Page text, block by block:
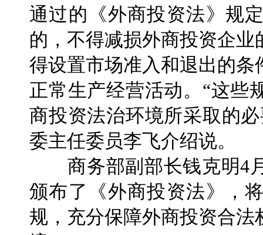
通过的《外商投资法》规
的，不得减损外商投资企
得设置市场准入和退出的
正常生产经营活动。“这些
商投资法治环境所采取的
委主任委员李飞介绍说。
商务部副部长钱克明4月
颁布了《外商投资法》，
规，充分保障外商投资合